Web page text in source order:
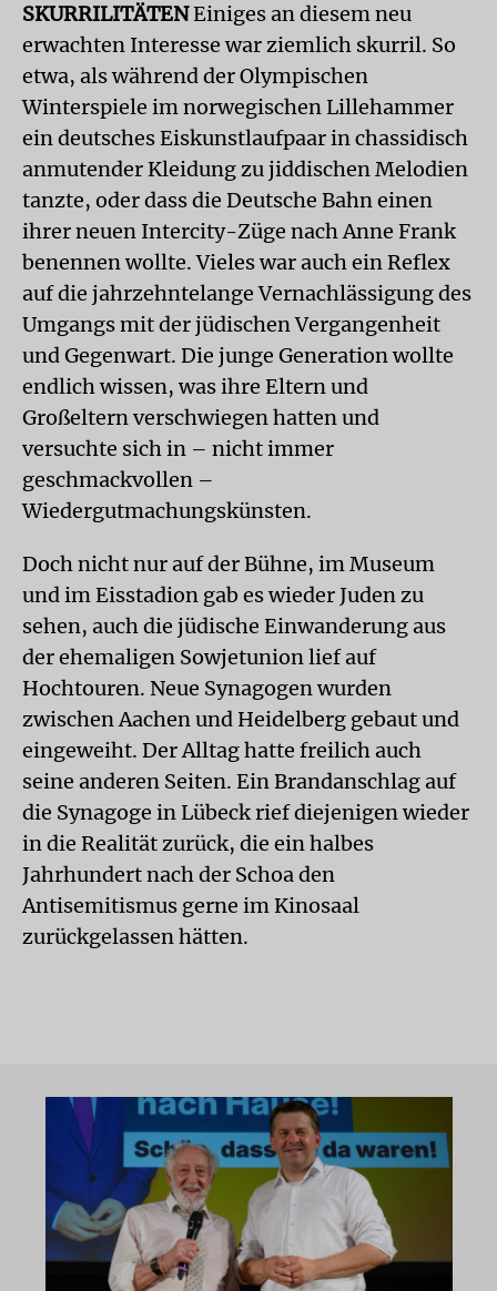
SKURRILITÄTENEiniges an diesem neu
erwachten Interesse war ziemlich skurril. So
etwa, als während der Olympischen
Winterspiele im norwegischen Lillehammer
ein deutsches Eiskunstlaufpaar in chassidisch
anmutender Kleidung zu jiddischen Melodien
tanzte, oder dass die Deutsche Bahn einen
ihrer neuen Intercity-Züge nach Anne Frank
benennen wollte. Vieles war auch ein Reflex
auf die jahrzehntelange Vernachlässigung des
Umgangs mit der jüdischen Vergangenheit
und Gegenwart. Die junge Generation wollte
endlich wissen, was ihre Eltern und
Großeltern verschwiegen hatten und
versuchte sich in – nicht immer
geschmackvollen –
Wiedergutmachungskünsten.
Doch nicht nur auf der Bühne, im Museum
und im Eisstadion gab es wieder Juden zu
sehen, auch die jüdische Einwanderung aus
der ehemaligen Sowjetunion lief auf
Hochtouren. Neue Synagogen wurden
zwischen Aachen und Heidelberg gebaut und
eingeweiht. Der Alltag hatte freilich auch
seine anderen Seiten. Ein Brandanschlag auf
die Synagoge in Lübeck rief diejenigen wieder
in die Realität zurück, die ein halbes
Jahrhundert nach der Schoa den
Antisemitismus gerne im Kinosaal
zurückgelassen hätten.